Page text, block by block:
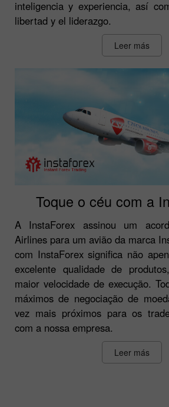
inteligencia y experiencia, así
libertad y el liderazgo.
Leer más
Toque o céu com a
A InstaForex assinou um
Airlines para um avião da marca
com InstaForex significa não
excelente qualidade de
maior velocidade de execução.
máximos de negociação de
vez mais próximos para os
com a nossa empresa.
Leer más